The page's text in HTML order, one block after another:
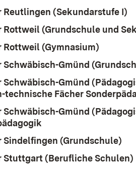
Reutlingen (Sekundarstufe I)
Rottweil (Grundschule und
Rottweil (Gymnasium)
Schwäbisch-Gmünd
Schwäbisch-Gmünd
technische Fächer
Schwäbisch-Gmünd
Sindelfingen (Grundschule)
Stuttgart (Berufliche Schulen)